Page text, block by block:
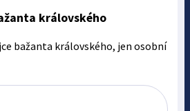
královského
bažanta královského, jen osobní